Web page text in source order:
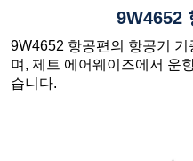
9W4652
9W4652 항공편의 항공기 기
며, 제트 에어웨이즈에서 운
습니다.